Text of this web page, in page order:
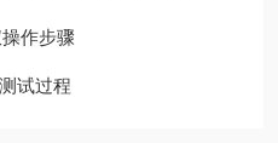
作步骤
试过程